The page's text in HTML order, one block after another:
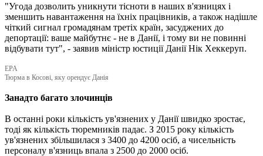
"Угода дозволить уникнути тісноти в наших в'язницях і
зменшить навантаження на їхніх працівників, а також надішле
чіткий сигнал громадянам третіх країн, засуджених до
депортації: ваше майбутнє - не в Данії, і тому ви не повинні
відбувати тут", - заявив міністр юстиції Данії Нік Хеккеруп.
EPA
Тюрма в Косові, яку орендує Данія
Занадто багато злочинців
В останні роки кількість ув'язнених у Данії швидко зростає,
тоді як кількість тюремників падає. З 2015 року кількість
ув'язнених збільшилася з 3400 до 4200 осіб, а чисельність
персоналу в'язниць впала з 2500 до 2000 осіб.